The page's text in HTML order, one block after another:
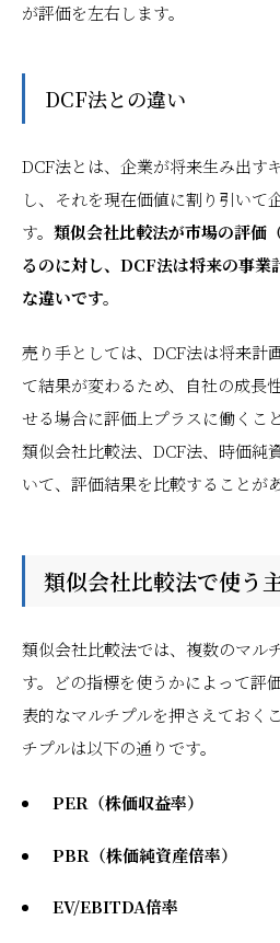
が評価を左右します。
DCF法との違い
DCF法とは、企業が将来生み出す
し、それを現在価値に割り引いて
す。 類似会社比較法が市場の評価
るのに対し、DCF法は将来の事業
な違いです。
売り手としては、DCF法は将来計
て結果が変わるため、自社の成長
せる場合に評価上プラスに働くこ
類似会社比較法、DCF法、時価純
いて、評価結果を比較することが
類似会社比較法で使う
類似会社比較法では、複数のマル
す。どの指標を使うかによって評
表的なマルチプルを押さえておく
チプルは以下の通りです。
PER（株価収益率）
PBR（株価純資産倍率）
EV/EBITDA倍率